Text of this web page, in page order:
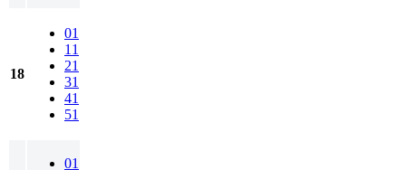
18
01
11
21
31
41
51
01